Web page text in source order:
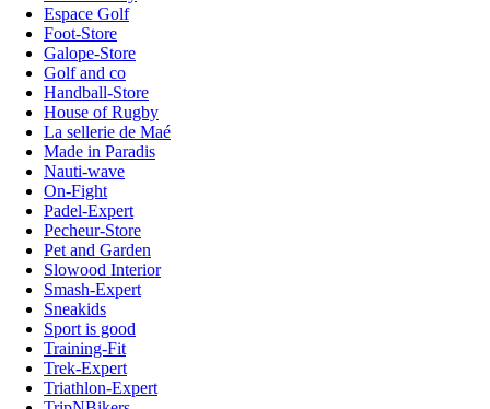
Espace Golf
Foot-Store
Galope-Store
Golf and co
Handball-Store
House of Rugby
La sellerie de Maé
Made in Paradis
Nauti-wave
On-Fight
Padel-Expert
Pecheur-Store
Pet and Garden
Slowood Interior
Smash-Expert
Sneakids
Sport is good
Training-Fit
Trek-Expert
Triathlon-Expert